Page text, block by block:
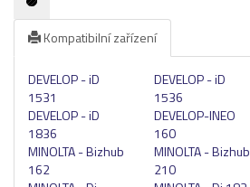
Kompatibilní zařízení
DEVELOP - iD
1531
DEVELOP - iD
1536
DEVELOP - iD
1836
DEVELOP-INEO
160
MINOLTA - Bizhub
162
MINOLTA - Bizhub
210